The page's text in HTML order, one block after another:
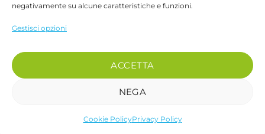
negativamente su alcune caratteristiche e funzioni.
Gestisci opzioni
ACCETTA
NEGA
Cookie PolicyPrivacy Policy
On
Via B. Cellini 7, 36061, Bassano del Grappa VI
REA: VI-407698 - Cap. soc. € 10.000,00 i.v.
PEC: bscom@pec.it SDI: EUVZNZV
recedere dal contratto qui
Se desideri parlare con un nostro operatore chiama il numero 0424 017048